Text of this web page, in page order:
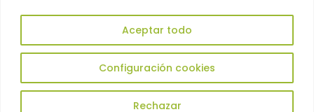
Configuración cookies
Rechazar
Aceptar todo
Copyright © 2026. Odeón |Política de
Aviso Legal Comercialización
Atención al Cliente|Política de Cookies|
Política de Protección de Datos